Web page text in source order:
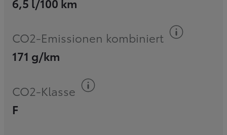
CO2-Emissionen kombiniert
171 g/km
CO2-Klasse
F